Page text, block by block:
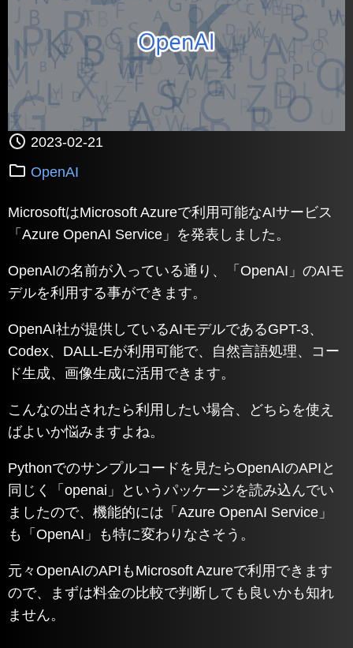
2023-02-21
OpenAI
MicrosoftはMicrosoft Azureで利用可能なAIサービス
「Azure OpenAI Service」を発表しました。
OpenAIの名前が入っている通り、「OpenAI」のAIモ
デルを利用する事ができます。
OpenAI社が提供しているAIモデルであるGPT-3、
Codex、DALL-Eが利用可能で、自然言語処理、コー
ド生成、画像生成に活用できます。
こんなの出されたら利用したい場合、どちらを使え
ばよいか悩みますよね。
Pythonでのサンプルコードを見たらOpenAIのAPIと
同じく「openai」というパッケージを読み込んでい
ましたので、機能的には「Azure OpenAI Service」
も「OpenAI」も特に変わりなさそう。
元々OpenAIのAPIもMicrosoft Azureで利用できます
ので、まずは料金の比較で判断しても良いかも知れ
ません。